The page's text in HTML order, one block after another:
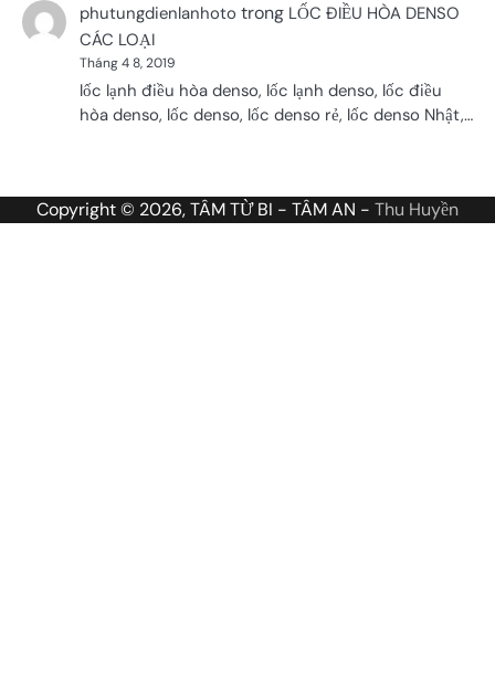
phutungdienlanhoto trong LỐC ĐIỀU HÒA DENSO
CÁC LOẠI
Tháng 4 8, 2019
lốc lạnh điều hòa denso, lốc lạnh denso, lốc điều
hòa denso, lốc denso, lốc denso rẻ, lốc denso Nhật,…
Copyright © 2026, TÂM TỪ BI - TÂM AN - Thu Huyền